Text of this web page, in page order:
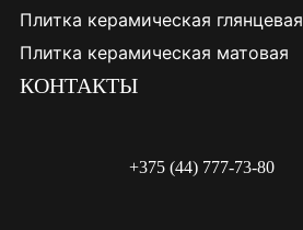
Плитка керамическая глянцевая
Плитка керамическая матовая
КОНТАКТЫ
+375 (44) 777-73-80